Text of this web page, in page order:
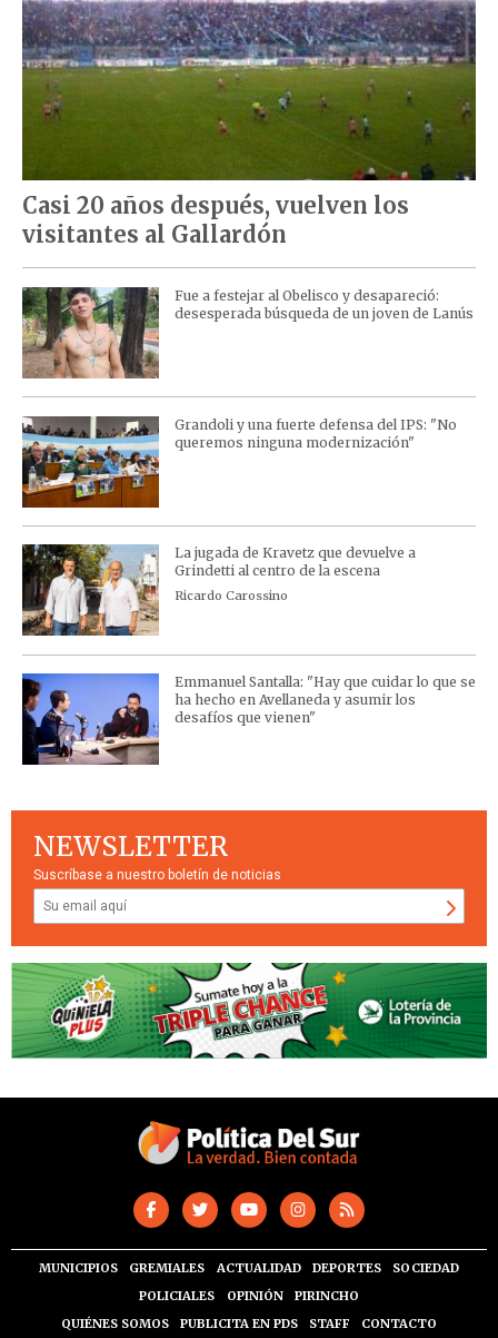
Casi 20 años después, vuelven los
visitantes al Gallardón
Fue a festejar al Obelisco y desapareció:
desesperada búsqueda de un joven de Lanús
Grandoli y una fuerte defensa del IPS: "No
queremos ninguna modernización"
La jugada de Kravetz que devuelve a
Grindetti al centro de la escena
Ricardo Carossino
Emmanuel Santalla: "Hay que cuidar lo que se
ha hecho en Avellaneda y asumir los
desafíos que vienen"
NEWSLETTER
Suscríbase a nuestro boletín de noticias
MUNICIPIOS GREMIALES ACTUALIDAD DEPORTES
SOCIEDAD
POLICIALES
OPINIÓN
PIRINCHO
QUIÉNES SOMOS
PUBLICITA EN PDS STAFF CONTACTO